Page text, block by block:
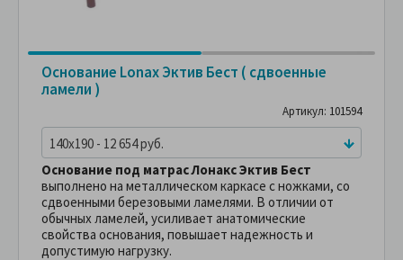
Основание Lonax Эктив Бест ( сдвоенные
ламели )
Артикул: 101594
140x190 - 12 654 руб.
Основание под матрас Лонакс Эктив Бест
выполнено на металлическом каркасе с ножками, со
сдвоенными березовыми ламелями. В отличии от
обычных ламелей, усиливает анатомические
свойства основания, повышает надежность и
допустимую нагрузку.